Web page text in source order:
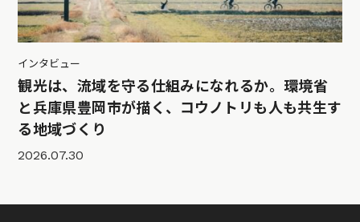
インタビュー
観光は、流域を守る仕組みになれるか。環境省
と兵庫県豊岡市が描く、コウノトリも人も共生す
る地域づくり
2026.07.30